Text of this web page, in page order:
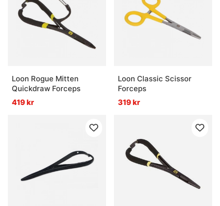
Loon Rogue Mitten
Quickdraw Forceps
419 kr
Loon Classic Scissor
Forceps
319 kr